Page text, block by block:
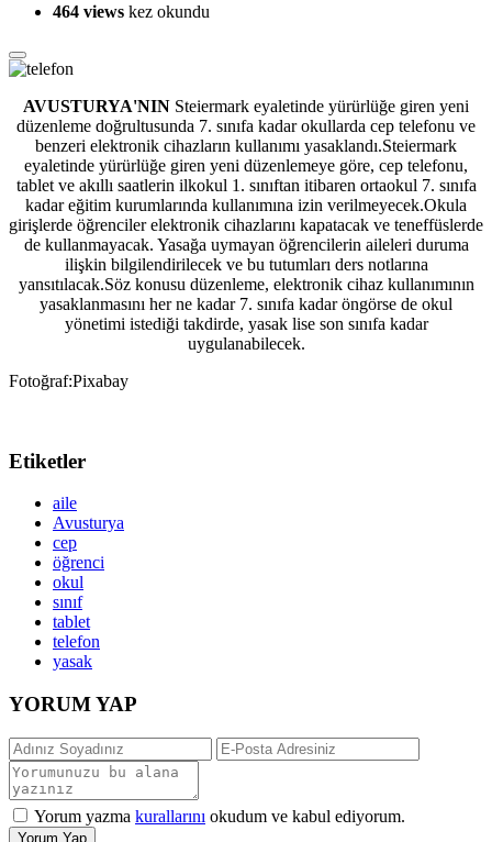
464 views kez okundu
AVUSTURYA'NIN Steiermark eyaletinde yürürlüğe giren yeni
düzenleme doğrultusunda 7. sınıfa kadar okullarda cep telefonu ve
benzeri elektronik cihazların kullanımı yasaklandı.Steiermark
eyaletinde yürürlüğe giren yeni düzenlemeye göre, cep telefonu,
tablet ve akıllı saatlerin ilkokul 1. sınıftan itibaren ortaokul 7. sınıfa
kadar eğitim kurumlarında kullanımına izin verilmeyecek.Okula
girişlerde öğrenciler elektronik cihazlarını kapatacak ve teneffüslerde
de kullanmayacak. Yasağa uymayan öğrencilerin aileleri duruma
ilişkin bilgilendirilecek ve bu tutumları ders notlarına
yansıtılacak.Söz konusu düzenleme, elektronik cihaz kullanımının
yasaklanmasını her ne kadar 7. sınıfa kadar öngörse de okul
yönetimi istediği takdirde, yasak lise son sınıfa kadar
uygulanabilecek.
Fotoğraf:Pixabay
Etiketler
aile
Avusturya
cep
öğrenci
okul
sınıf
tablet
telefon
yasak
YORUM YAP
Yorum yazma kurallarını okudum ve kabul ediyorum.
Yorum Yap